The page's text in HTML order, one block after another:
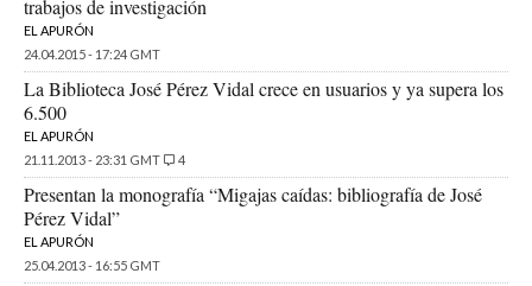
trabajos de investigación
EL APURÓN
24.04.2015 - 17:24 GMT
La Biblioteca José Pérez Vidal crece en usuarios y ya supera los
6.500
EL APURÓN
21.11.2013 - 23:31 GMT
4
Presentan la monografía “Migajas caídas: bibliografía de José
Pérez Vidal”
EL APURÓN
25.04.2013 - 16:55 GMT